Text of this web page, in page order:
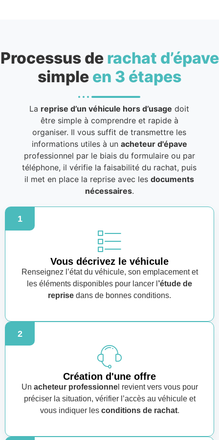
Processus de rachat d’épave
simple en 3 étapes
La reprise d’un véhicule hors d’usage doit
être simple à comprendre et rapide à
organiser. Il vous suffit de transmettre les
informations utiles à un acheteur d'épave
professionnel par le biais du formulaire ou par
téléphone, il vérifie la faisabilité du rachat, puis
il met en place la reprise avec lesdocuments
nécessaires.
1
Vous décrivez le véhicule
Renseignez l’état du véhicule, son emplacement et
les éléments disponibles pour lancer l ’étude de
reprise dans de bonnes conditions.
2
Création d'une offre
Un acheteur professionnel revient vers vous pour
préciser la situation, vérifier l’accès au véhicule et
vous indiquer les conditions de rachat.